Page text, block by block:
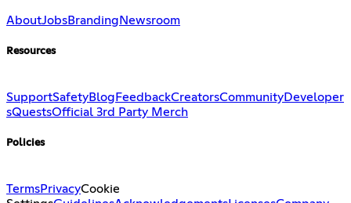
AboutJobsBranding Newsroom
Resources
SupportSafetyBlog FeedbackCreatorsCommunityDeveloper
sQuestsOfficial 3rd Party Merch
Policies
TermsPrivacyCookie